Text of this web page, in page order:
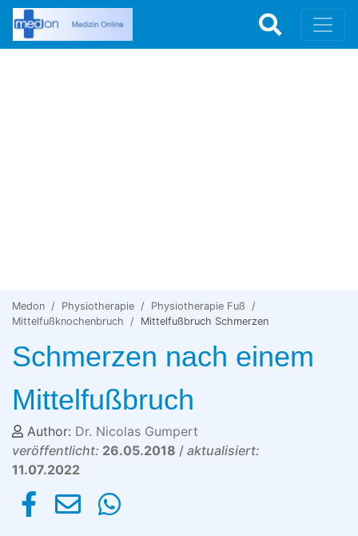
Medon Physiotherapie
Physiotherapie Fuß
Mittelfußknochenbruch
Mittelfußbruch Schmerzen
Schmerzen nach einem
Mittelfußbruch
Author: Dr. Nicolas Gumpert
veröffentlicht: 26.05.2018 / aktualisiert:
11.07.2022